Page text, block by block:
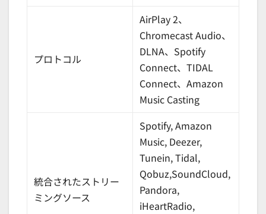
プロトコル
AirPlay 2、
Chromecast Audio、
DLNA、Spotify
Connect、TIDAL
Connect、Amazon
Music Casting
統合されたストリー
ミングソース
Spotify, Amazon
Music, Deezer,
Tunein, Tidal,
Qobuz,SoundCloud,
Pandora,
iHeartRadio,